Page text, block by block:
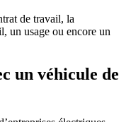
de travail, la
un usage ou encore un
un véhicule de